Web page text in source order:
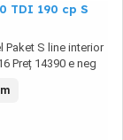
TDI 190 cp S
S line interior
Preț 14390 e neg
Mașina mere și
poluare: Euro6 Km
adus în țară